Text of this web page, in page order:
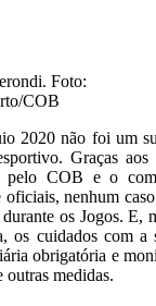
Foto:
COB
2020 não foi um
Graças aos
pelo COB e o
oficiais, nenhum
os Jogos. E,
os cuidados com a
obrigatória e
outras medidas.